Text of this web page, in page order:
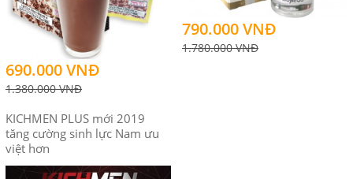
690.000 VNĐ
1.380.000 VNĐ
790.000 VNĐ
1.780.000 VNĐ
KICHMEN PLUS mới 2019
tăng cường sinh lực Nam ưu
việt hơn